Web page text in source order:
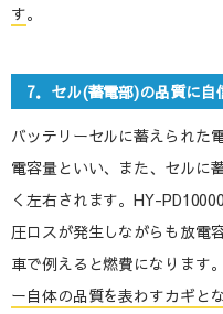
す。
7．セル(蓄電部)の品質に
バッテリーセルに蓄えられた
電容量といい、また、セルに
く左右されます。HY-
圧ロスが発生しながらも放電
車で例えると燃費になります。
ー自体の品質を表わすカギと